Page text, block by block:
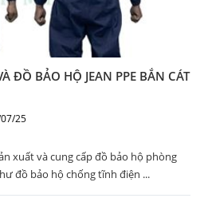
ĐỒ BẢO HỘ JEAN PPE BẮN CÁT
25
xuất và cung cấp đồ bảo hộ phòng
đồ bảo hộ chống tĩnh điện ...